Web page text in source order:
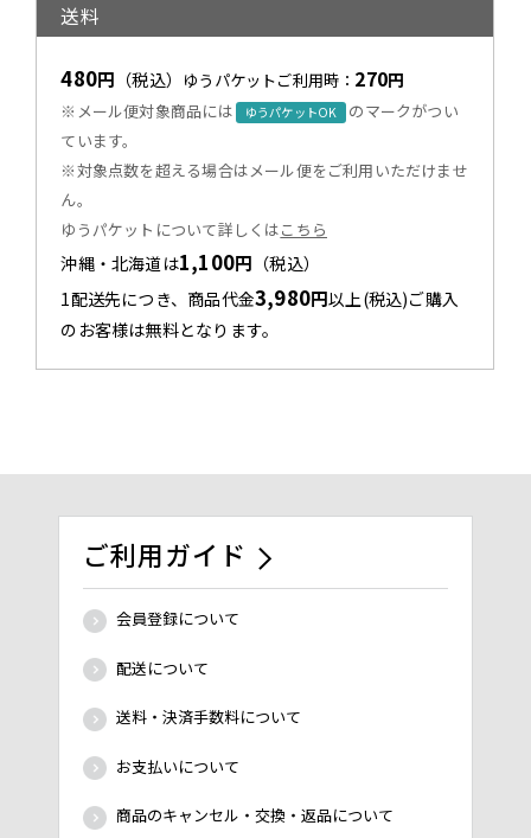
送料
480円 （税込） ゆうパケットご利用時： 270円
※メール便対象商品には ゆうパケットOK
のマークがつい
ています。
※対象点数を超える場合はメール便をご利用いただけませ
ん。
ゆうパケットについて詳しくはこちら
沖縄・北海道は1,100円 （税込）
1配送先につき、商品代金3,980円以上(税込)ご購入
のお客様は無料となります。
ご利用ガイド
会員登録について
配送について
送料・決済手数料について
お支払いについて
商品のキャンセル・交換・返品について